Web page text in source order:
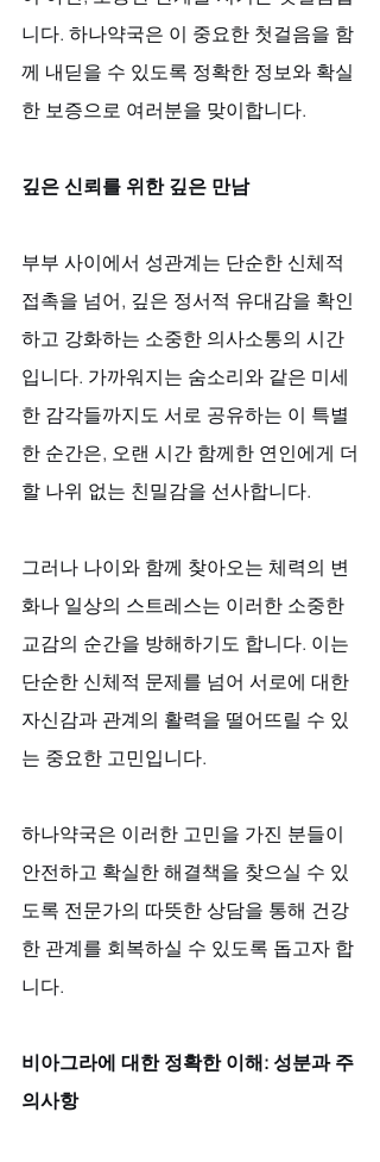
니다. 하나약국은 이 중요한 첫걸음을 함
께 내딛을 수 있도록 정확한 정보와 확실
한 보증으로 여러분을 맞이합니다.
깊은 신뢰를 위한 깊은 만남
부부 사이에서 성관계는 단순한 신체적
접촉을 넘어, 깊은 정서적 유대감을 확인
하고 강화하는 소중한 의사소통의 시간
입니다. 가까워지는 숨소리와 같은 미세
한 감각들까지도 서로 공유하는 이 특별
한 순간은, 오랜 시간 함께한 연인에게 더
할 나위 없는 친밀감을 선사합니다.
그러나 나이와 함께 찾아오는 체력의 변
화나 일상의 스트레스는 이러한 소중한
교감의 순간을 방해하기도 합니다. 이는
단순한 신체적 문제를 넘어 서로에 대한
자신감과 관계의 활력을 떨어뜨릴 수 있
는 중요한 고민입니다.
하나약국은 이러한 고민을 가진 분들이
안전하고 확실한 해결책을 찾으실 수 있
도록 전문가의 따뜻한 상담을 통해 건강
한 관계를 회복하실 수 있도록 돕고자 합
니다.
비아그라에 대한 정확한 이해: 성분과 주
의사항